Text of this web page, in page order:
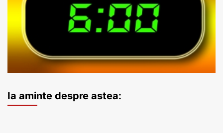
Ia aminte despre astea: